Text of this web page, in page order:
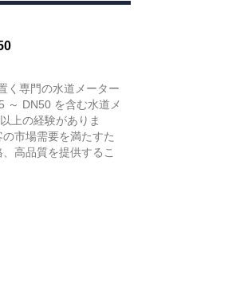
く専門の水道メーター
～ DN50 を含む水道メ
上の経験がありま
市場需要を満たすた
高品質を提供するこ